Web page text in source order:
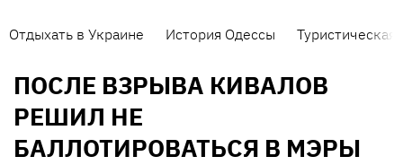
Отдыхать в Украине История Одессы Туристическая
ПОСЛЕ ВЗРЫВА КИВАЛОВ
РЕШИЛ НЕ
БАЛЛОТИРОВАТЬСЯ В МЭРЫ